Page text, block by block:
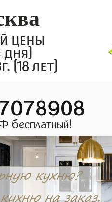
цены
дня)
(18 лет)
бесплатный!